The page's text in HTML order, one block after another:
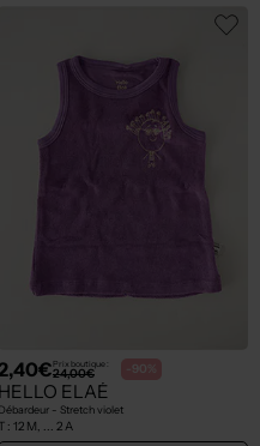
Prix boutique :
24,00€ -90%
HELLO ELAÉ
Débardeur - Stretch violet
T : 12 M, ... 2 A